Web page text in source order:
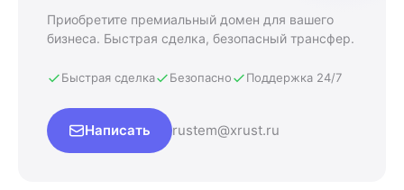
Приобретите премиальный домен для вашего
бизнеса. Быстрая сделка, безопасный трансфер.
Быстрая сделка Безопасно Поддержка 24/7
Написать rustem@xrust.ru